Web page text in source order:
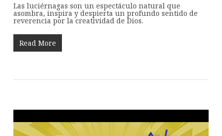
Las luciérnagas son un espectáculo natural que
asombra, inspira y despierta un profundo sentido de
reverencia por la creatividad de Dios.
Read More